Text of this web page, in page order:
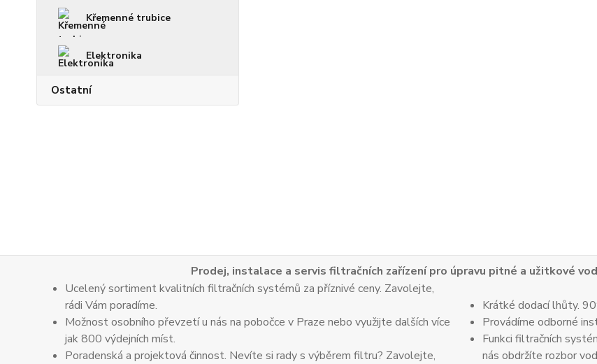
Křemenné trubice
Elektronika
Ostatní
Prodej, instalace a servis filtračních zařízení pro úpravu pitné a užitkové
Ucelený sortiment kvalitních filtračních systémů za příznivé ceny. Zavolejte,
rádi Vám poradíme.
Možnost osobního převzetí u nás na pobočce v Praze nebo využijte dalších více
jak 800 výdejních míst.
Poradenská a projektová činnost. Nevíte si rady s výběrem filtru? Zavolejte,
Krátké dodací lhůty.
Provádíme odborné
Funkci filtračních
nás obdržíte rozbor